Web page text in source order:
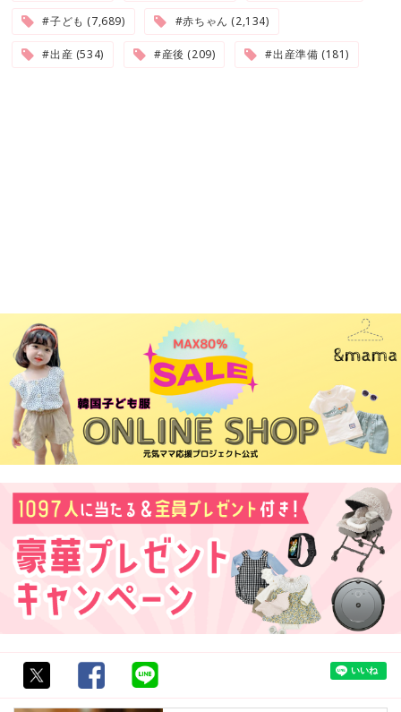
#子ども (7,689) #赤ちゃん (2,134)
#出産 (534) #産後 (209) #出産準備 (181)